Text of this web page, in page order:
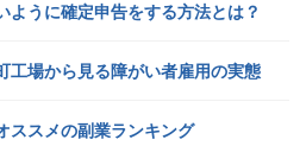
ように確定申告をする方法とは？
工場から見る障がい者雇用の実態
ススメの副業ランキング